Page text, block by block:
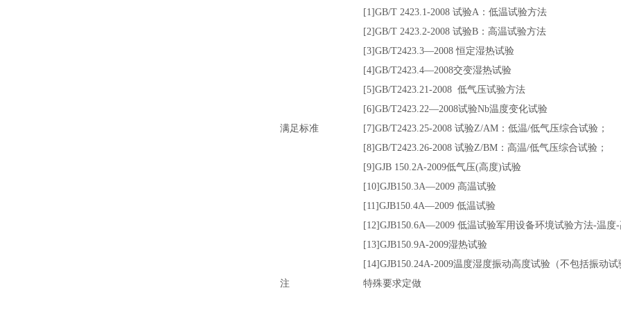
满足标准
[1]GB/T 2423.1-2008 试验A：低温试验方法
[2]GB/T 2423.2-2008 试验B：高温试验方法
[3]GB/T2423.3—2008 恒定湿热试验
[4]GB/T2423.4—2008交变湿热试验
[5]GB/T2423.21-2008 低气压试验方法
[6]GB/T2423.22—2008试验Nb温度变化试验
[7]GB/T2423.25-2008 试验Z/AM：低温/低气压综合试验；
[8]GB/T2423.26-2008 试验Z/BM：高温/低气压综合试验；
[9]GJB 150.2A-2009低气压(高度)试验
[10]GJB150.3A—2009 高温试验
[11]GJB150.4A—2009 低温试验
[12]GJB150.6A—2009 低温试验军用设备环境试验方法-温度
[13]GJB150.9A-2009湿热试验
[14]GJB150.24A-2009温度湿度振动高度试验（不包括振动试
注
特殊要求定做